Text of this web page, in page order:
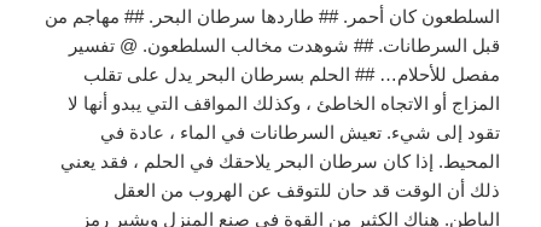
السلطعون كان أحمر. ## طاردها سرطان البحر. ## مهاجم من
قبل السرطانات. ## شوهدت مخالب السلطعون. @ تفسير
مفصل للأحلام… ## الحلم بسرطان البحر يدل على تقلب
المزاج أو الاتجاه الخاطئ ، وكذلك المواقف التي يبدو أنها لا
تقود إلى شيء. تعيش السرطانات في الماء ، عادة في
المحيط. إذا كان سرطان البحر يلاحقك في الحلم ، فقد يعني
ذلك أن الوقت قد حان للتوقف عن الهروب من العقل
الباطن. هناك الكثير من القوة في صنع المنزل ويشير رمز